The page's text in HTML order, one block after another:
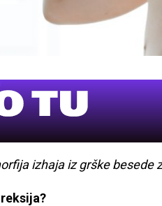
izhaja iz grške besede